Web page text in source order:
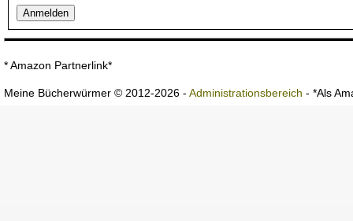
* Amazon Partnerlink*
Meine Bücherwürmer © 2012-2026 - Administrationsbereich - *Als